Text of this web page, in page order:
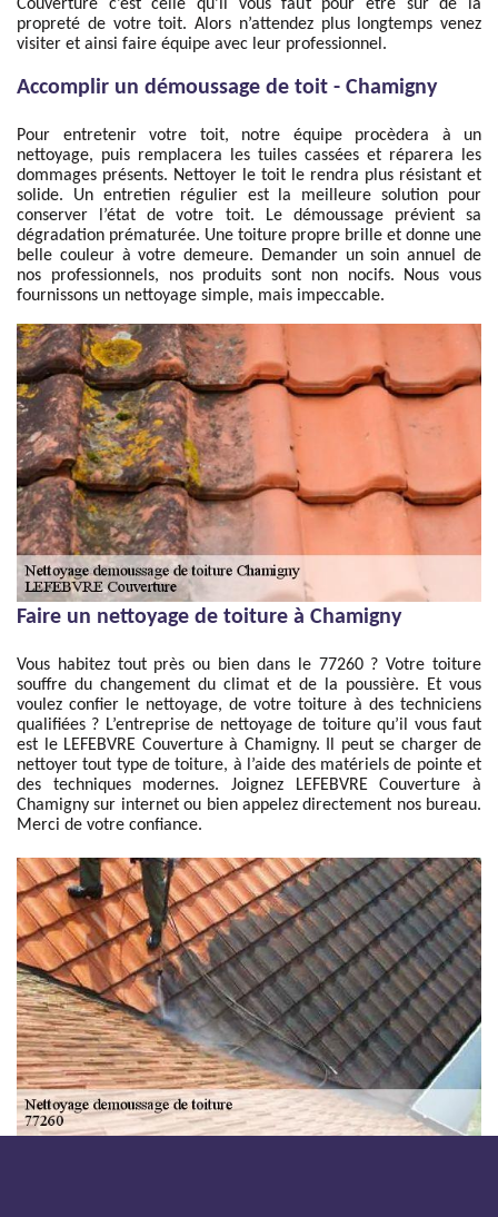
Couverture c’est celle qu’il vous faut pour être sûr de la
propreté de votre toit. Alors n’attendez plus longtemps venez
visiter et ainsi faire équipe avec leur professionnel.
Accomplir un démoussage de toit - Chamigny
Pour entretenir votre toit, notre équipe procèdera à un
nettoyage, puis remplacera les tuiles cassées et réparera les
dommages présents. Nettoyer le toit le rendra plus résistant et
solide. Un entretien régulier est la meilleure solution pour
conserver l’état de votre toit. Le démoussage prévient sa
dégradation prématurée. Une toiture propre brille et donne une
belle couleur à votre demeure. Demander un soin annuel de
nos professionnels, nos produits sont non nocifs. Nous vous
fournissons un nettoyage simple, mais impeccable.
Faire un nettoyage de toiture à Chamigny
Vous habitez tout près ou bien dans le 77260 ? Votre toiture
souffre du changement du climat et de la poussière. Et vous
voulez confier le nettoyage, de votre toiture à des techniciens
qualifiées ? L’entreprise de nettoyage de toiture qu’il vous faut
est le LEFEBVRE Couverture à Chamigny. Il peut se charger de
nettoyer tout type de toiture, à l’aide des matériels de pointe et
des techniques modernes. Joignez LEFEBVRE Couverture à
Chamigny sur internet ou bien appelez directement nos bureau.
Merci de votre confiance.